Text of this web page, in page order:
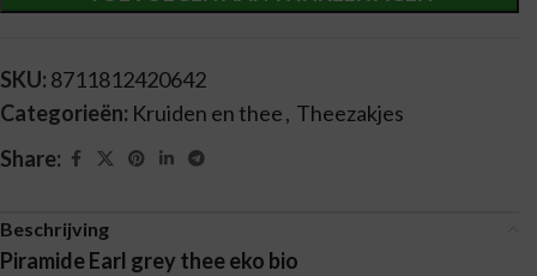
SKU: 8711812420642
Categorieën: Kruiden en thee, Theezakjes
Share:
Beschrijving
Piramide Earl grey thee eko bio